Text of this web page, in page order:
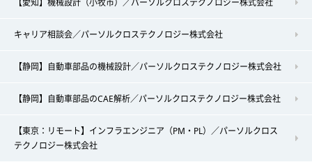
【愛知】機械設計（小牧市）／パーソルクロステクノロジー株式会社
キャリア相談会／パーソルクロステクノロジー株式会社
【静岡】自動車部品の機械設計／パーソルクロステクノロジー株式会社
【静岡】自動車部品のCAE解析／パーソルクロステクノロジー株式会社
【東京：リモート】インフラエンジニア（PM・PL）／パーソルクロス
テクノロジー株式会社